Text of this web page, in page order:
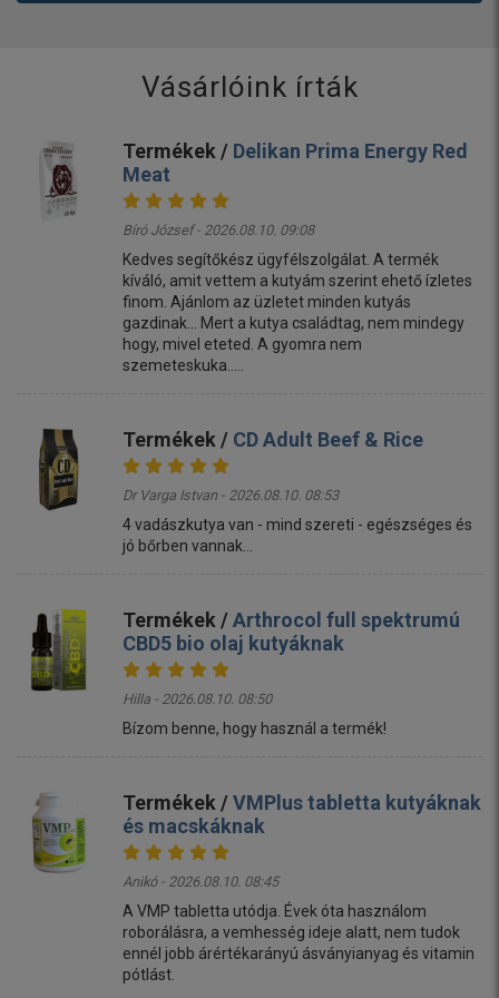
Vásárlóink írták
Termékek / Delikan Prima Energy Red
Meat
Bíró József - 2026.08.10. 09:08
Kedves segítőkész ügyfélszolgálat. A termék
kíváló, amit vettem a kutyám szerint ehető ízletes
finom. Ajánlom az üzletet minden kutyás
gazdinak... Mert a kutya családtag, nem mindegy
hogy, mivel eteted. A gyomra nem
szemeteskuka.....
Termékek / CD Adult Beef & Rice
Dr Varga Istvan - 2026.08.10. 08:53
4 vadászkutya van - mind szereti - egészséges és
jó bőrben vannak...
Termékek /Arthrocol full spektrumú
CBD5 bio olaj kutyáknak
Hilla - 2026.08.10. 08:50
Bízom benne, hogy használ a termék!
Termékek /VMPlus tabletta kutyáknak
és macskáknak
Anikó - 2026.08.10. 08:45
A VMP tabletta utódja. Évek óta használom
roborálásra, a vemhesség ideje alatt, nem tudok
ennél jobb árértékarányú ásványianyag és vitamin
pótlást.